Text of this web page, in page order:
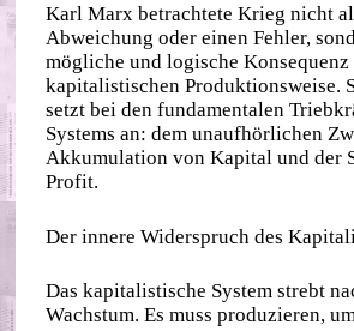
Karl Marx betrachtete Krieg nicht
Abweichung oder einen Fehler,
mögliche und logische Konsequenz
kapitalistischen Produktionsweise.
setzt bei den fundamentalen
Systems an: dem unaufhörlichen
Akkumulation von Kapital und der
Profit.
Der innere Widerspruch des
Das kapitalistische System strebt
Wachstum. Es muss produzieren,